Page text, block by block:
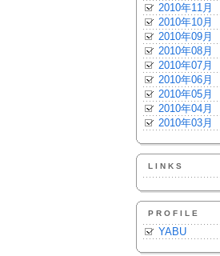
2010年11月
2010年10月
2010年09月
2010年08月
2010年07月
2010年06月
2010年05月
2010年04月
2010年03月
LINKS
PROFILE
YABU